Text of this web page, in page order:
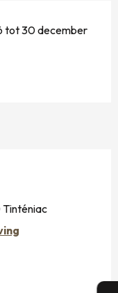
tot 30 december
Tinténiac